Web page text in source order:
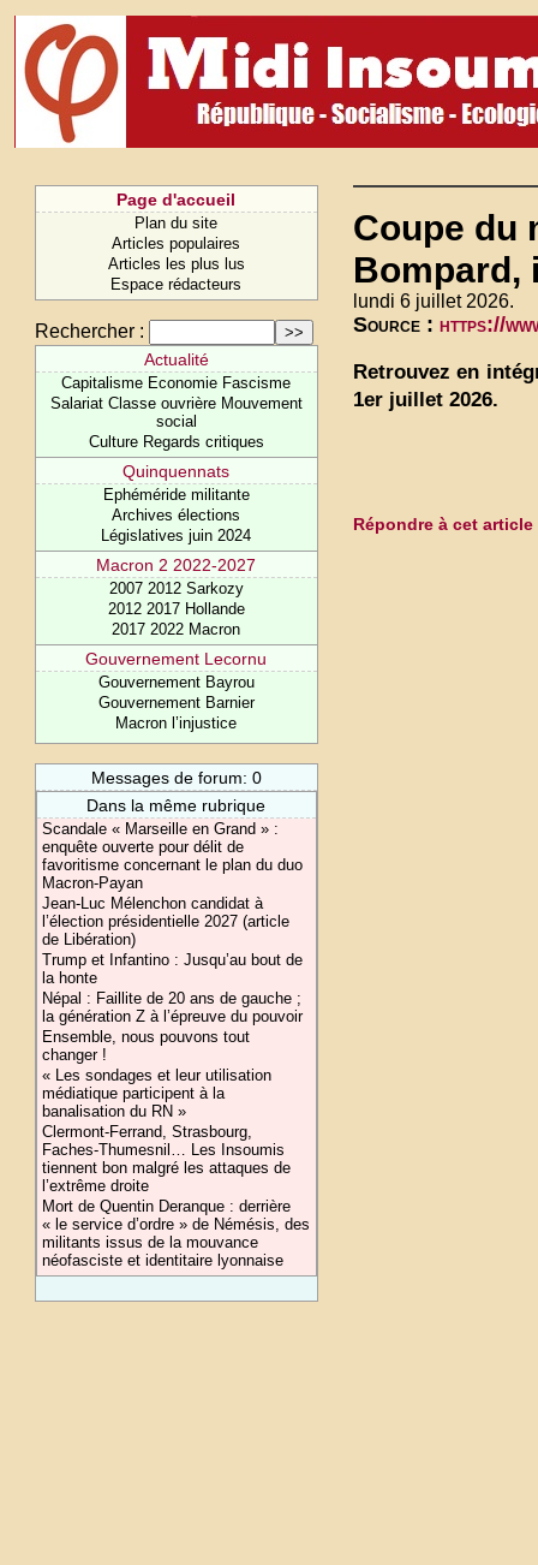
Page d'accueil
Plan du site
Articles populaires
Articles les plus lus
Espace rédacteurs
Rechercher :
Actualité
Capitalisme Economie Fascisme
Salariat Classe ouvrière Mouvement
social
Culture Regards critiques
Quinquennats
Ephéméride militante
Archives élections
Législatives juin 2024
Macron 2 2022-2027
2007 2012 Sarkozy
2012 2017 Hollande
2017 2022 Macron
Gouvernement Lecornu
Gouvernement Bayrou
Gouvernement Barnier
Macron l’injustice
Messages de forum: 0
Dans la même rubrique
Scandale « Marseille en Grand » :
enquête ouverte pour délit de
favoritisme concernant le plan du duo
Macron-Payan
Jean-Luc Mélenchon candidat à
l’élection présidentielle 2027 (article
de Libération)
Trump et Infantino : Jusqu’au bout de
la honte
Népal : Faillite de 20 ans de gauche ;
la génération Z à l’épreuve du pouvoir
Ensemble, nous pouvons tout
changer !
« Les sondages et leur utilisation
médiatique participent à la
banalisation du RN »
Clermont-Ferrand, Strasbourg,
Faches-Thumesnil… Les Insoumis
tiennent bon malgré les attaques de
l’extrême droite
Mort de Quentin Deranque : derrière
« le service d’ordre » de Némésis, des
militants issus de la mouvance
néofasciste et identitaire lyonnaise
Coupe du
Bompard,
lundi 6 juillet 2026.
Source : https://
Retrouvez en
1er juillet 2026.
Répondre à cet article